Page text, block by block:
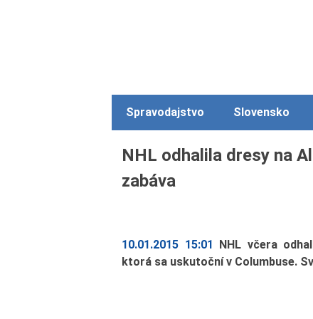
Spravodajstvo Slovensko
NHL odhalila dresy na
zabáva
10.01.2015 15:01 NHL včera
ktorá sa uskutoční v Columbuse.